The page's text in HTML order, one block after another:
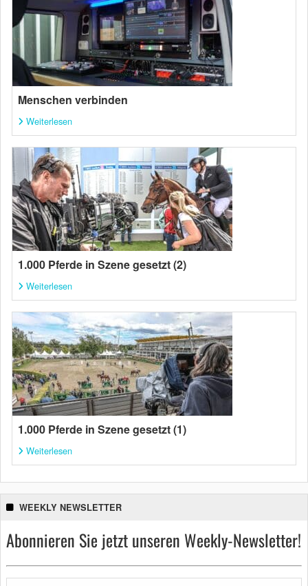
Menschen verbinden
Weiterlesen
1.000 Pferde in Szene gesetzt (2)
Weiterlesen
1.000 Pferde in Szene gesetzt (1)
Weiterlesen
WEEKLY NEWSLETTER
Abonnieren Sie jetzt unseren Weekly-Newsletter!